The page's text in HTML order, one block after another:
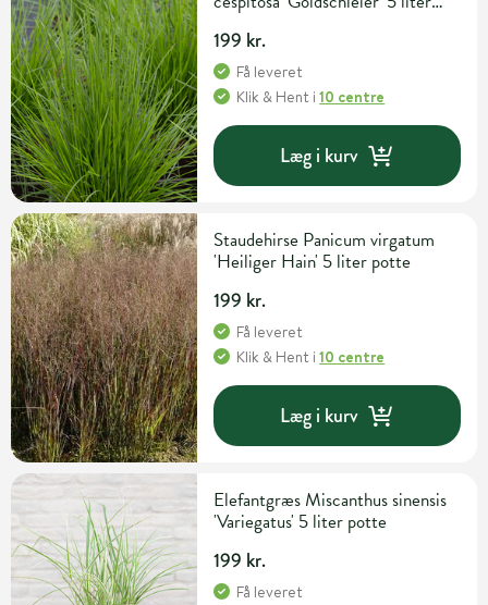
199 kr.
Få leveret
Klik & Hent i10 centre
Læg i kurv
Staudehirse Panicum virgatum
'Heiliger Hain' 5 liter potte
199 kr.
Få leveret
Klik & Hent i10 centre
Læg i kurv
Elefantgræs Miscanthus sinensis
'Variegatus' 5 liter potte
199 kr.
Få leveret